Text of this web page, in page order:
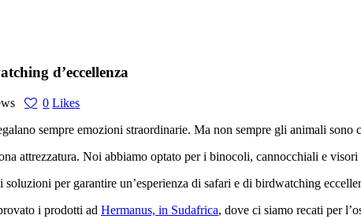
d’eccellenza
0 Likes
sempre emozioni straordinarie. Ma non sempre gli animali
attrezzatura. Noi abbiamo optato per i binocoli, cannocchiali e
per garantire un’esperienza di safari e di birdwatching
i prodotti ad Hermanus, in Sudafrica, dove ci siamo recati per